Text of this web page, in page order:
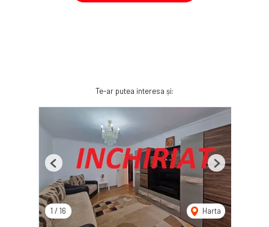
Te-ar putea interesa și:
1 / 16 Harta
Previous Next